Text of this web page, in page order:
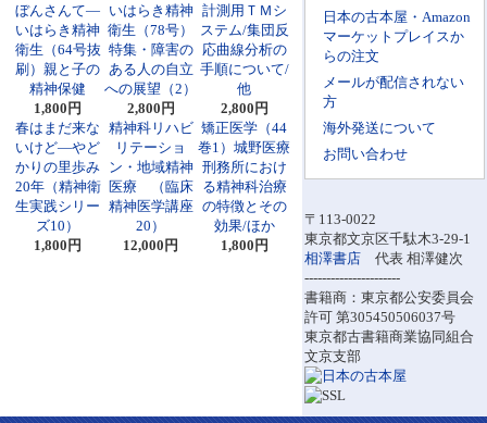
日本の古本屋・Amazon
マーケットプレイスか
らの注文
メールが配信されない
方
海外発送について
お問い合わせ
〒113-0022
東京都文京区千駄木3-29-1
相澤書店 代表 相澤健次
----------------------
書籍商：東京都公安委員会
許可 第305450506037号
東京都古書籍商業協同組合
文京支部
ぼんさんて―
いはらき精神
衛生（64号抜
刷）親と子の
精神保健
1,800円
いはらき精神
衛生（78号）
特集・障害の
ある人の自立
への展望（2）
2,800円
計測用ＴＭシ
ステム/集団反
応曲線分析の
手順について/
他
2,800円
春はまだ来な
いけど―やど
かりの里歩み
20年（精神衛
生実践シリー
ズ10）
1,800円
精神科リハビ
リテーショ
ン・地域精神
医療 （臨床
精神医学講座
20）
12,000円
矯正医学（44
巻1）城野医療
刑務所におけ
る精神科治療
の特徴とその
効果/ほか
1,800円